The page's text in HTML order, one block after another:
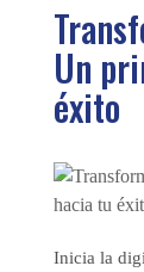
Un
éxito
Inicia la